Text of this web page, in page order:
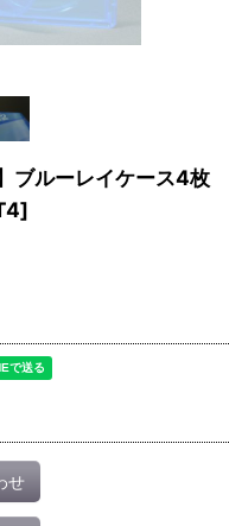
ブルーレイケース4枚
]
せ